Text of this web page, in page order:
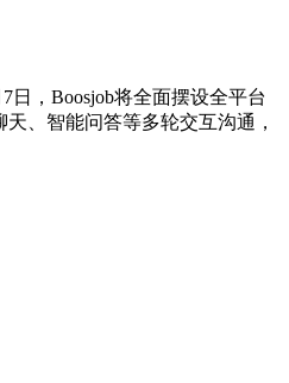
，Boosjob将全面摆设全平台
、智能问答等多轮交互沟通，